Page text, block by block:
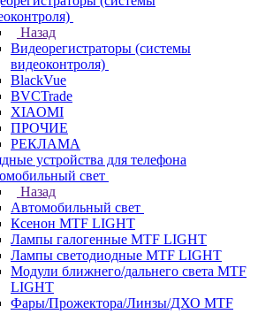
Назад
Видеорегистраторы (системы
видеоконтроля)
BlackVue
BVCTrade
XIAOMI
ПРОЧИЕ
РЕКЛАМА
устройства для телефона
свет
Назад
Автомобильный свет
Ксенон MTF LIGHT
Лампы галогенные MTF LIGHT
Лампы светодиодные MTF LIGHT
Модули ближнего/дальнего света MTF
LIGHT
Фары/Прожектора/Линзы/ДХО MTF